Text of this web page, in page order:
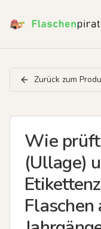
Zurück zum
Wie
(Ullage)
Flaschen